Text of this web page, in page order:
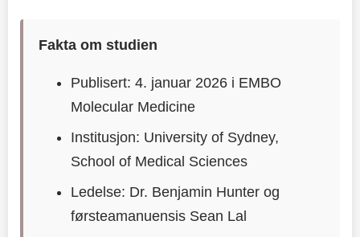
Fakta om studien
Publisert: 4. januar 2026 i EMBO
Molecular Medicine
Institusjon: University of Sydney,
School of Medical Sciences
Ledelse: Dr. Benjamin Hunter og
førsteamanuensis Sean Lal